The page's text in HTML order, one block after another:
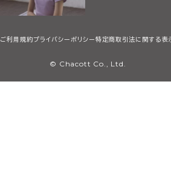
ご利用規約プライバシーポリシー特定商取引法に関する表
© Chacott Co., Ltd.